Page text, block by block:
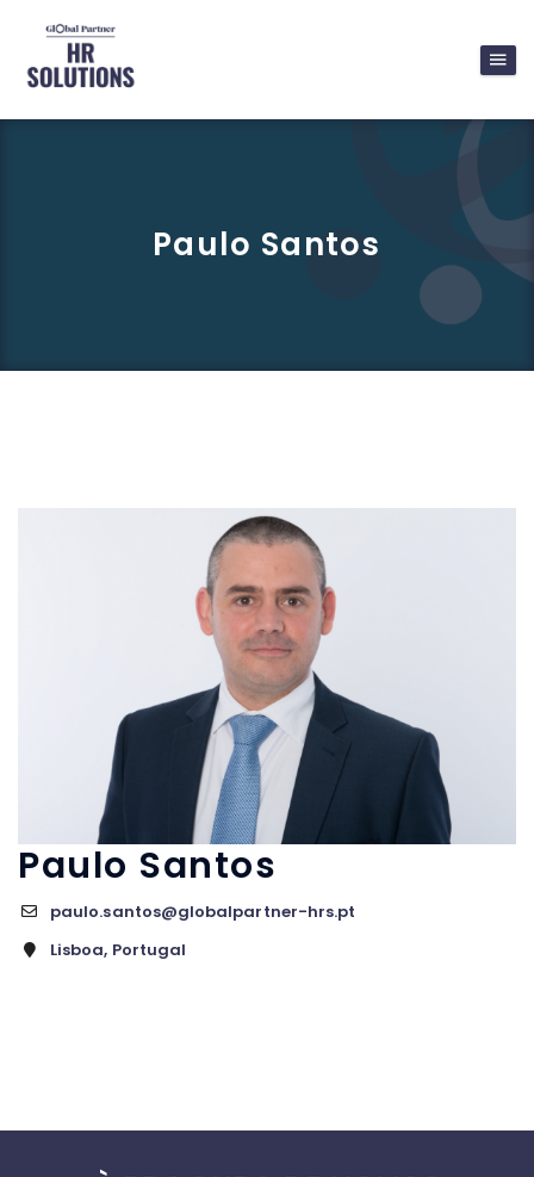
Paulo Santos
Paulo Santos
paulo.santos@globalpartner-hrs.pt
Lisboa, Portugal